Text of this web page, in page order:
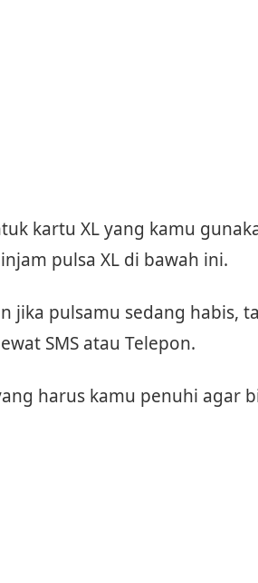
kartu XL yang kamu
pulsa XL di bawah ini.
jika pulsamu sedang habis,
SMS atau Telepon.
harus kamu penuhi agar